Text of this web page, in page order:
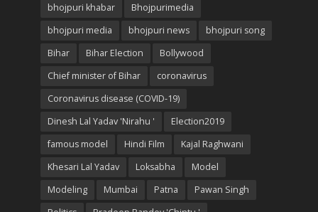
bhojpuri khabar
Bhojpurimedia
bhojpuri media
bhojpuri news
bhojpuri song
Bihar
Bihar Election
Bollywood
Chief minister of Bihar
coronavirus
Coronavirus disease (COVID-19)
Dinesh Lal Yadav 'Nirahu '
Election2019
famous model
Hindi Film
Kajal Raghwani
Khesari Lal Yadav
Loksabha
Model
Modeling
Mumbai Patna
Pawan Singh